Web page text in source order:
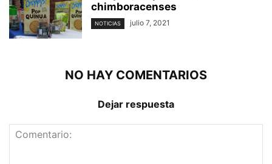
chimboracenses
NOTICIAS julio 7, 2021
NO HAY COMENTARIOS
Dejar respuesta